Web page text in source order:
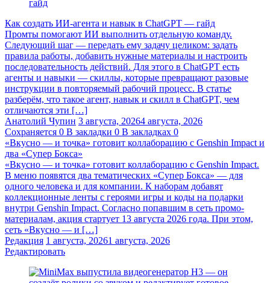
Как создать ИИ-агента и навык в ChatGPT — гайд
Промты помогают ИИ выполнить отдельную команду.
Следующий шаг — передать ему задачу целиком: задать
правила работы, добавить нужные материалы и настроить
последовательность действий. Для этого в ChatGPT есть
агенты и навыки — скиллы, которые превращают разовые
инструкции в повторяемый рабочий процесс. В статье
разберём, что такое агент, навык и скилл в ChatGPT, чем
отличаются эти […]
Анатолий Чупин 3 августа, 20264 августа, 2026
Сохраняется 0 В закладки 0 В закладках 0
«Вкусно — и точка» готовит коллаборацию с Genshin Impact и
два «Супер Бокса»
«Вкусно — и точка» готовит коллаборацию с Genshin Impact.
В меню появятся два тематических «Супер Бокса» — для
одного человека и для компании. К наборам добавят
коллекционные ленты с героями игры и коды на подарки
внутри Genshin Impact. Согласно попавшим в сеть промо-
материалам, акция стартует 13 августа 2026 года. При этом,
сеть «Вкусно — и […]
Редакция 1 августа, 20261 августа, 2026
Редактировать